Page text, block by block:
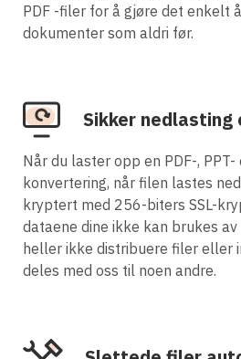
PDF -filer for å gjøre det enkelt
dokumenter som aldri før.
Sikker nedlasting
Når du laster opp en PDF-,
konvertering, når filen lastes
kryptert med 256-biters SSL-
dataene dine ikke kan brukes av
heller ikke distribuere filer eller
deles med oss til noen andre.